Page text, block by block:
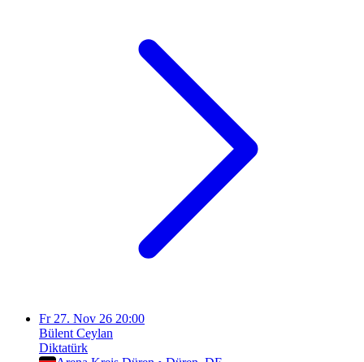
Fr 27. Nov 26 20:00
Bülent Ceylan
Diktatürk